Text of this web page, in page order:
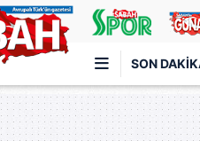
SON
Türkiye'nin en iyi haber sitesi